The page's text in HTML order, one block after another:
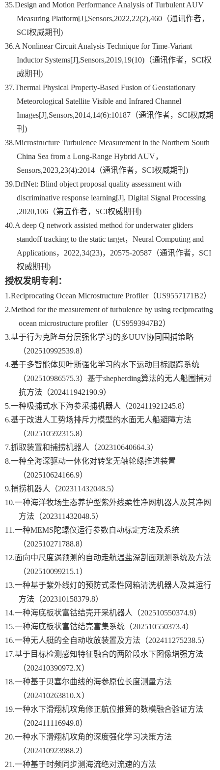
35.Design and Motion Performance Analysis of Turbulent AUV
Measuring Platform[J],Sensors,2022,22(2),460 （通讯作者，
SCI权威期刊 )
36.A Nonlinear Circuit Analysis Technique for Time-Variant
Inductor Systems[J],Sensors,2019,19(10) （通讯作者， SCI权
威期刊 )
37.Thermal Physical Property-Based Fusion of Geostationary
Meteorological Satellite Visible and Infrared Channel
Images[J],Sensors,2014,14(6):10187 （通讯作者， SCI权威期
刊 )
38.Microstructure Turbulence Measurement in the Northern South
China Sea from a Long-Range Hybrid AUV，
Sensors,2023,23(4):2014 （通讯作者， SCI权威期刊 )
39.DrlNet: Blind object proposal quality assessment with
discriminative response learning[J], Digital Signal Processing
,2020,106 （第五作者， SCI权威期刊 )
40.A deep Q network assisted method for underwater gliders
standoff tracking to the static target， Neural Computing and
Applications， 2022,34(23)， 20575-20587 （通讯作者， SCI
权威期刊 )
授权发明专利：
1.Reciprocating Ocean Microstructure Profiler（US9557171B2）
2.Method for the measurement of turbulence by using reciprocating
ocean microstructure profiler（US9593947B2）
3.基于行为克隆与分层强化学习的多UUV协同围捕策略
（202510992539.8）
4.基于多智能体贝叶斯强化学习的水下运动目标跟踪系统
（202510986575.3） 基于shepherding算法的无人船围捕对
抗方法（202411942190.9）
5.一种吸捕式水下海参采捕机器人（202411921245.8）
6.基于改进人工势场排斥力模型的水面无人船避障方法
（202510592315.8）
7.抓取装置和捕捞机器人（202310640664.3）
8.一种全海深驱动一体化对转桨无轴轮缘推进装置
（202510624166.9）
9.捕捞机器人（202311432048.5）
10.一种海洋牧场生态养护型紫外线柔性净网机器人及其净网
方法（202311432048.5）
11.一种MEMS 陀螺仪运行参数自动标定方法及系统
（202510271788.8）
12.面向中尺度涡预测的自动走航温盐深剖面观测系统及方法
（202510099215.1 ）
13.一种基于紫外线灯的预防式柔性网箱清洗机器人及其运行
方法（202310158379.8）
14.一种海底板状富钴结壳开采机器人（202510550374.9）
15.一种海底板状富钴结壳富集系统（202510550373.4）
16.一种无人艇的全自动收放装置及方法（202411275238.5）
17.基于目标检测感知特征融合的两阶段水下图像增强方法
（202410390972.X）
18.一种基于贝塞尔曲线的海参原位长度测量方法
（202410263810.X）
19.一种水下滑翔机攻角修正航位推算的数模融合验证方法
（202411116949.8）
20.一种水下滑翔机攻角的深度强化学习决策方法
（202410923988.2）
21.一种基于时频同步测海流绝对流速的方法